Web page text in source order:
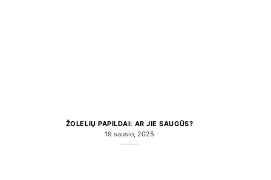
ŽOLELIŲ PAPILDAI: AR JIE SAUGŪS?
19 sausio, 2025